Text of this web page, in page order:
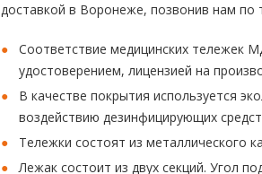
доставкой в Воронеже, позвонив нам по
Соответствие медицинских тележек
удостоверением, лицензией на
В качестве покрытия используется
воздействию дезинфицирующих
Тележки состоят из
Лежак состоит из двух секций. Угол